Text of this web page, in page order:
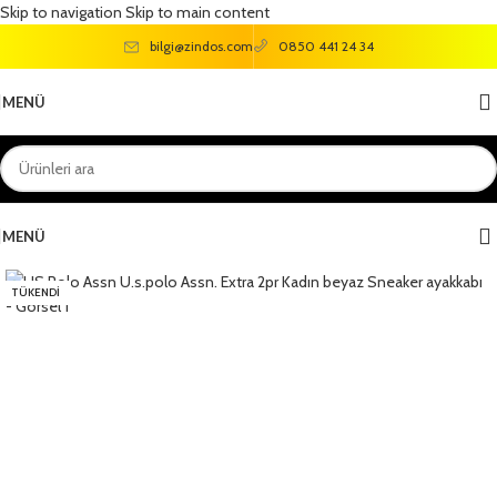
Skip to navigation Skip to main content
bilgi@zindos.com 0850 441 24 34
MENÜ
MENÜ
TÜKENDI